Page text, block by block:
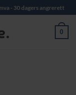
- 30 dagers angrerett
0